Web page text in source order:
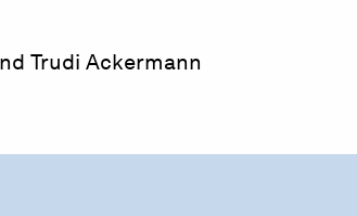
Trudi Ackermann